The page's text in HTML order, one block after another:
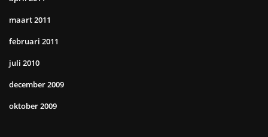
maart 2011
februari 2011
juli 2010
december 2009
oktober 2009